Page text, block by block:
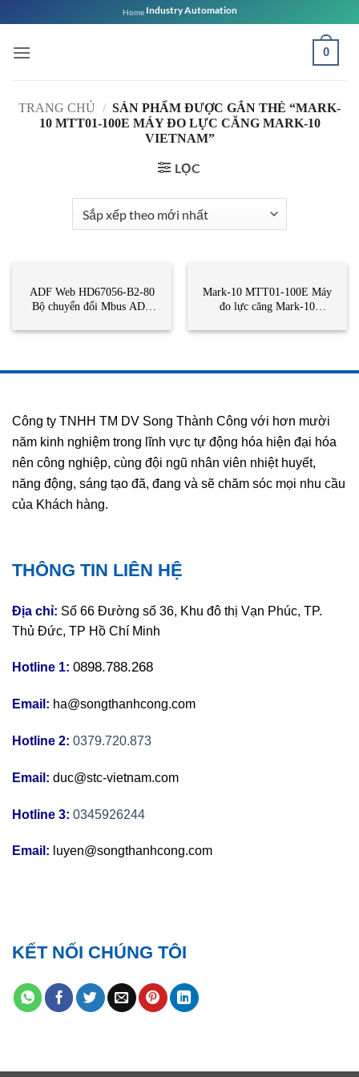
qua
nội
Home Industry Automation
0
TRANG CHỦ / SẢN PHẨM ĐƯỢC GẮN THẺ “MARK-
10 MTT01-100E MÁY ĐO LỰC CĂNG MARK-10
VIETNAM”
LỌC
ADF Web HD67056-B2-80
Bộ chuyển đổi Mbus ADF
Mark-10 MTT01-100E Máy
đo lực căng Mark-10
Công ty TNHH TM DV Song Thành Công với hơn mười
năm kinh nghiệm trong lĩnh vực tự động hóa hiện đại hóa
nên công nghiệp, cùng đội ngũ nhân viên nhiệt huyết,
năng động, sáng tạo đã, đang và sẽ chăm sóc mọi nhu cầu
của Khách hàng.
THÔNG TIN LIÊN HỆ
Địa chỉ: Số 66 Đường số 36, Khu đô thị Vạn Phúc, TP.
Thủ Đức, TP Hồ Chí Minh
Hotline 1: 0898.788.268
Email: ha@songthanhcong.com
Hotline 2: 0379.720.873
Email: duc@stc-vietnam.com
Hotline 3: 0345926244
Email: luyen@songthanhcong.com
KẾT NỐI CHÚNG TÔI